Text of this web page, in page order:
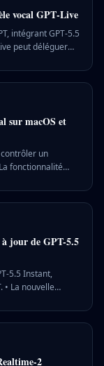
préoccupations
sur la santé
vocal GPT‑Live
intégrant GPT‑5.5
peut déléguer
inopinément
: Cette mise à
vocales,
sur macOS et
contrôler un
fonctionnalité
OpenAI
parole dans
La compétition
jour de GPT-5.5
5.5 Instant,
La nouvelle
personnalisées. •
améliore la
💡 Pourquoi
2